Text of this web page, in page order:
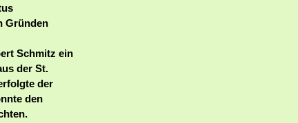
Gründen
Schmitz ein
der St.
der
den